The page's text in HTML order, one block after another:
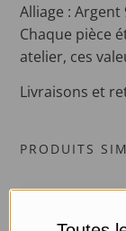
Alliage : Argent
Chaque pièce
atelier, ces
Livraisons et
PRODUITS